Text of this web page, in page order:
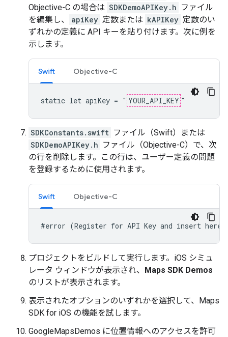
Objective-C の場合は SDKDemoAPIKey.h ファイル
を編集し、
apiKey 定数または kAPIKey 定数のい
ずれかの定義に API キーを貼り付けます。次に例を
示します。
Swift Objective-C
static let apiKey = " YOUR_API_KEY "
SDKConstants.swift ファイル（Swift）または
SDKDemoAPIKey.h ファイル（Objective-C）で、次
の行を削除します。この行は、ユーザー定義の問題
を登録するために使用されます。
Swift Objective-C
#error (Register for API Key and insert
プロジェクトをビルドして実行します。iOS シミュ
レータ ウィンドウが表示され、
Maps SDK Demos
のリストが表示されます。
表示されたオプションのいずれかを選択して、Maps
SDK for iOS の機能を試します。
GoogleMapsDemos に位置情報へのアクセスを許可